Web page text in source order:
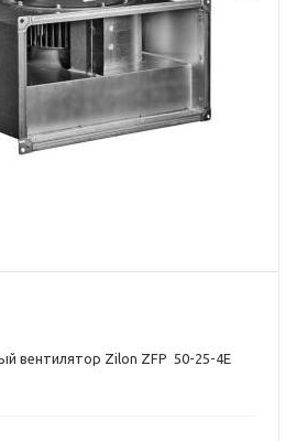
вентилятор Zilon ZFP 50-25-4E